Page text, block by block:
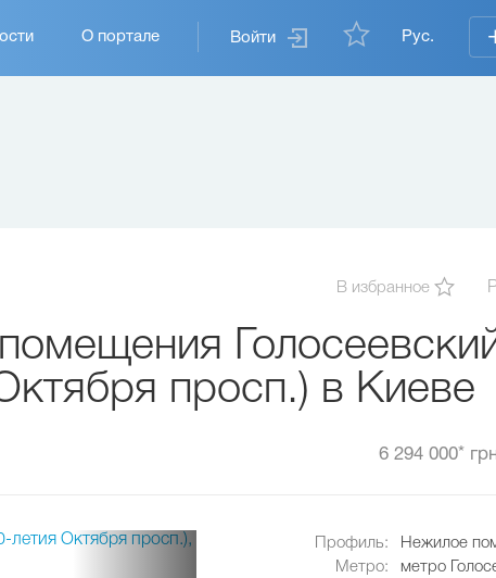
Войти Рус.
О портале
В избранное
просп.) в Киеве
6 294 000*
Профиль:
Нежилое
Метро:
метро